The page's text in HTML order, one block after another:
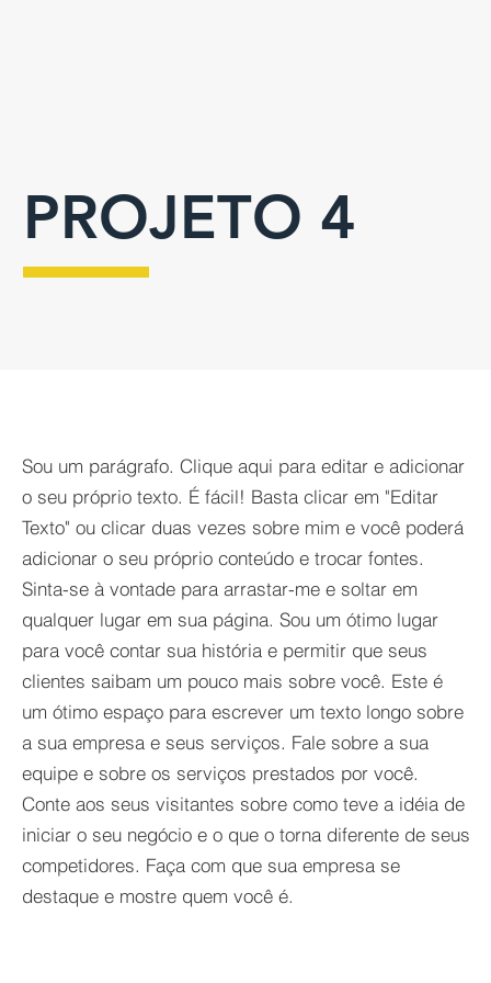
PROJETO 4
Sou um parágrafo. Clique aqui para editar e adicionar
o seu próprio texto. É fácil! Basta clicar em "Editar
Texto" ou clicar duas vezes sobre mim e você poderá
adicionar o seu próprio conteúdo e trocar fontes.
Sinta-se à vontade para arrastar-me e soltar em
qualquer lugar em sua página. Sou um ótimo lugar
para você contar sua história e permitir que seus
clientes saibam um pouco mais sobre você. Este é
um ótimo espaço para escrever um texto longo sobre
a sua empresa e seus serviços. Fale sobre a sua
equipe e sobre os serviços prestados por você.
Conte aos seus visitantes sobre como teve a idéia de
iniciar o seu negócio e o que o torna diferente de seus
competidores. Faça com que sua empresa se
destaque e mostre quem você é.